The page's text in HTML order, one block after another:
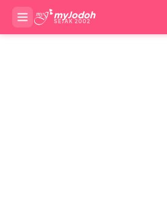
myJodoh
SEJAK 2002